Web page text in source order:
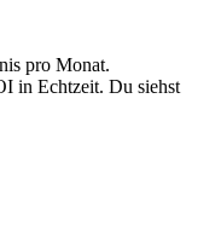
pro Monat.
in Echtzeit. Du siehst